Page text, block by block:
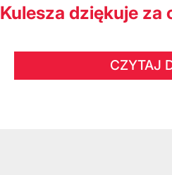
Kulesza dziękuje za
CZYTAJ